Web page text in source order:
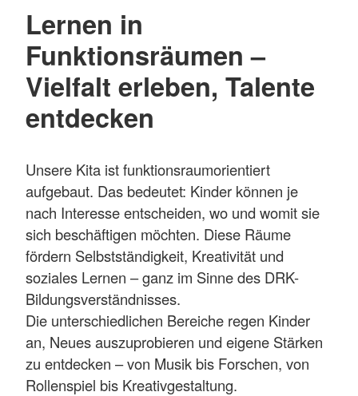
Lernen in
Funktionsräumen –
Vielfalt erleben, Talente
entdecken
Unsere Kita ist funktionsraumorientiert
aufgebaut. Das bedeutet: Kinder können je
nach Interesse entscheiden, wo und womit sie
sich beschäftigen möchten. Diese Räume
fördern Selbstständigkeit, Kreativität und
soziales Lernen – ganz im Sinne des DRK-
Bildungsverständnisses.
Die unterschiedlichen Bereiche regen Kinder
an, Neues auszuprobieren und eigene Stärken
zu entdecken – von Musik bis Forschen, von
Rollenspiel bis Kreativgestaltung.